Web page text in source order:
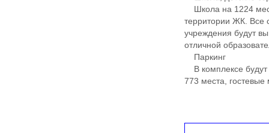
Школа на 1224
территории ЖК. Все
учреждения будут
отличной
Паркинг
В комплексе будут
773 места, гостевые